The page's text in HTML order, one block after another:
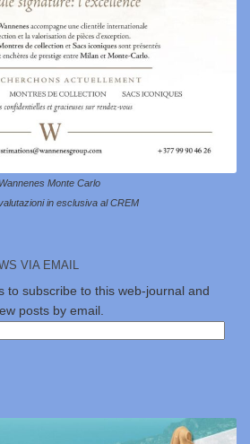
Wannenes Monte Carlo
in esclusiva al CREM
VIA EMAIL
to subscribe to this web-journal and
posts by email.